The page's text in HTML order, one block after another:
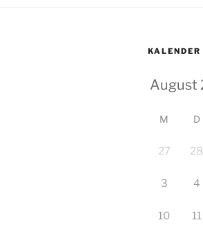
KALENDER
M D
27 28
3 4
10 11